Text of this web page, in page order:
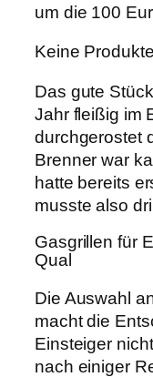
um die 100
Keine
Das gute
Jahr fleißig im
durchgerostet
Brenner war
hatte bereits
musste also
Gasgrillen für
Qual
Die Auswahl
macht die
Einsteiger
nach einiger